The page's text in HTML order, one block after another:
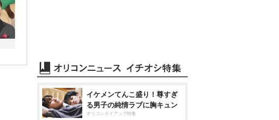
イケメンてんこ盛り！尊すぎ
る男子の純情ラブに胸キュン
オリコンタイアップ特集